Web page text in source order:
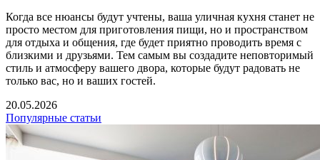
Когда все нюансы будут учтены, ваша уличная кухня станет не
просто местом для приготовления пищи, но и пространством
для отдыха и общения, где будет приятно проводить время с
близкими и друзьями. Тем самым вы создадите неповторимый
стиль и атмосферу вашего двора, которые будут радовать не
только вас, но и ваших гостей.
20.05.2026
Популярные статьи